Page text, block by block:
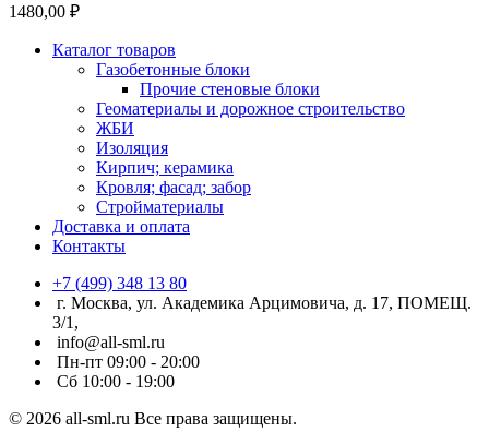
1480,00 ₽
Каталог товаров
Газобетонные блоки
Прочие стеновые блоки
Геоматериалы и дорожное строительство
ЖБИ
Изоляция
Кирпич; керамика
Кровля; фасад; забор
Стройматериалы
Доставка и оплата
Контакты
+7 (499) 348 13 80
г. Москва, ул. Академика Арцимовича, д. 17, ПОМЕЩ.
3/1,
info@all-sml.ru
Пн-пт 09:00 - 20:00
Сб 10:00 - 19:00
© 2026 all-sml.ru Все права защищены.